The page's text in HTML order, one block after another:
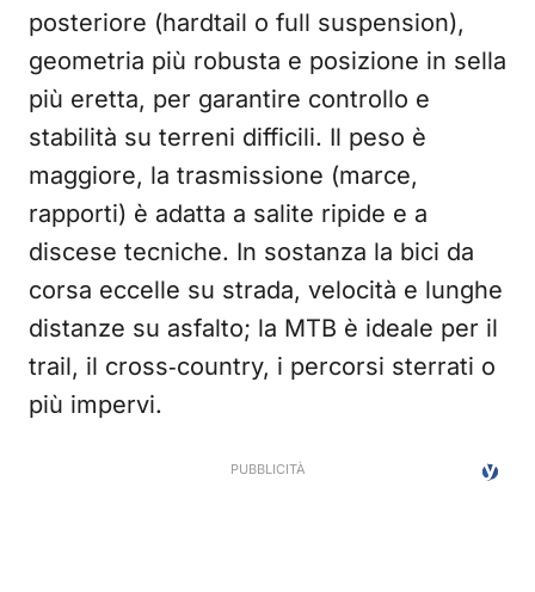
posteriore (hardtail o full suspension),
geometria più robusta e posizione in sella
più eretta, per garantire controllo e
stabilità su terreni difficili. Il peso è
maggiore, la trasmissione (marce,
rapporti) è adatta a salite ripide e a
discese tecniche. In sostanza la bici da
corsa eccelle su strada, velocità e lunghe
distanze su asfalto; la MTB è ideale per il
trail, il cross‑country, i percorsi sterrati o
più impervi.